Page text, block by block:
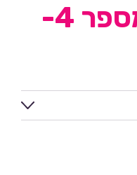
מרכז שולחן מספר 4-